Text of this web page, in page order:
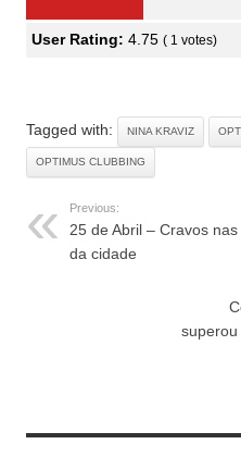
User Rating: 4.75 ( 1 votes)
Tagged with: NINA KRAVIZ
OPTIMUS CLUBBING
Previous:
25 de Abril – Cravos
da cidade